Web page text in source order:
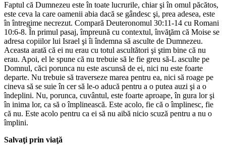
Faptul că Dumnezeu este în toate lucrurile, chiar şi în omul păcătos,
este ceva la care oamenii abia dacă se gândesc şi, prea adesea, este
în întregime necrezut. Compară Deuteronomul 30:11-14 cu Romani
10:6-8. În primul pasaj, împreună cu contextul, învăţăm că Moise se
adresa copiilor lui Israel şi îi îndemna să asculte de Dumnezeu.
Aceasta arată că ei nu erau cu totul ascultători şi ştim bine că nu
erau. Apoi, el le spune că nu trebuie să le fie greu să-L asculte pe
Domnul, căci porunca nu este ascunsă de ei, nici nu este foarte
departe. Nu trebuie să traverseze marea pentru ea, nici să roage pe
cineva să se suie în cer să le-o aducă pentru a o putea auzi şi a o
îndeplini. Nu, porunca, cuvântul, este foarte aproape, în gura lor şi
în inima lor, ca să o împlinească. Este acolo, fie că o împlinesc, fie
că nu. Este acolo pentru ca ei să nu aibă nicio scuză pentru a nu o
împlini.
Salvaţi prin viaţă